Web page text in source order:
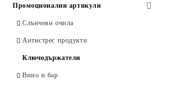
NOVASKIN
ULTRA
VELVET
CAPITOL
LOTUS
Чаши
Термоси
Чаши за път
Съдове за сублимация
Бизнес комплекти
Връзки за бадж
Чадъри
Портфейли
Калъфи и RFID карти
Промоционални артикули
Слънчеви очила
Антистрес продукти
Ключодържатели
Вино и бар